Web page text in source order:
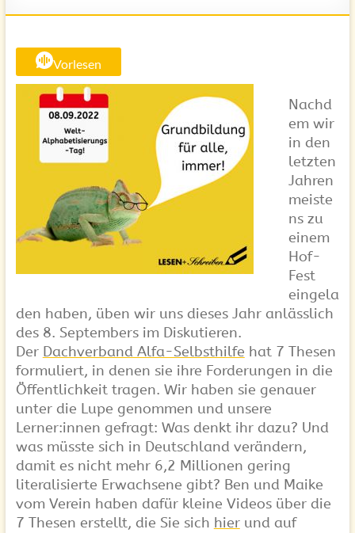
ErwachseneVorlesen
Nachd
em wir
in den
letzten
Jahren
meiste
ns zu
einem
Hof-
Fest
eingela
den haben, üben wir uns dieses Jahr anlässlich
des 8. Septembers im Diskutieren.
Der Dachverband Alfa-Selbsthilfe hat 7 Thesen
formuliert, in denen sie ihre Forderungen in die
Öffentlichkeit tragen. Wir haben sie genauer
unter die Lupe genommen und unsere
Lerner:innen gefragt: Was denkt ihr dazu? Und
was müsste sich in Deutschland verändern,
damit es nicht mehr 6,2 Millionen gering
literalisierte Erwachsene gibt? Ben und Maike
vom Verein haben dafür kleine Videos über die
7 Thesen erstellt, die Sie sich hierund auf